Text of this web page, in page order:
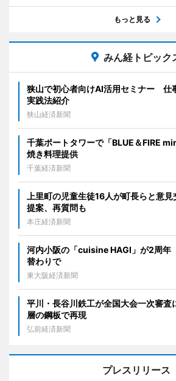
もっと見る
みん経トピック
狭山で初心者向けAI活用セミナー 仕
実践法紹介
狭山経済新聞
千葉ポートタワーで「BLUE＆FIRE
焼き料理提供
千葉経済新聞
上里町の児童生徒16人が町長らと意
提案、再質問も
本庄経済新聞
河内小阪の「cuisine HAGI」が2周
替わりで
東大阪経済新聞
平川・長谷川鉄工が全国大会一次審
層の鋼板で再現
弘前経済新聞
プレスリリース